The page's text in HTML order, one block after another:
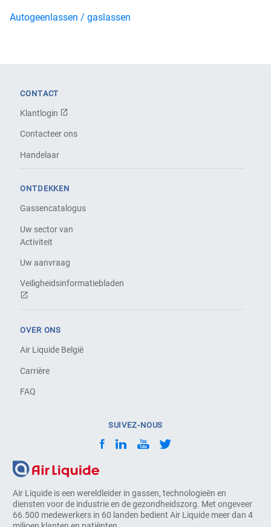
Autogeenlassen / gaslassen
Air Liquide is een wereldleider in gassen, technologieën en
diensten voor de industrie en de gezondheidszorg. Met ongeveer
66.500 medewerkers in 60 landen bedient Air Liquide meer dan 4
CONTACT
Klantlogin
Contacteer ons
Handelaar
ONTDEKKEN
Gassencatalogus
Uw sector van
Activiteit
Uw aanvraag
Veiligheidsinformatiebladen
OVER ONS
Air Liquide België
Carrière
FAQ
SUIVEZ-NOUS